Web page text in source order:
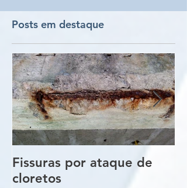
Posts em destaque
Fissuras por ataque de
cloretos